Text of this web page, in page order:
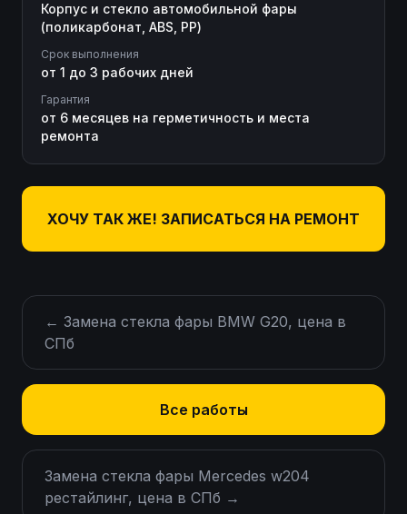
Корпус и стекло автомобильной фары
(поликарбонат, ABS, PP)
Срок выполнения
от 1 до 3 рабочих дней
Гарантия
от 6 месяцев на герметичность и места
ремонта
ХОЧУ ТАК ЖЕ! ЗАПИСАТЬСЯ НА РЕМОНТ
← Замена стекла фары BMW G20, цена в
СПб
Все работы
Замена стекла фары Mercedes w204
рестайлинг, цена в СПб →